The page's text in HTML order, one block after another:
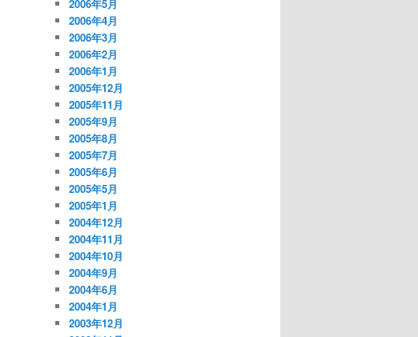
2006年5月
2006年4月
2006年3月
2006年2月
2006年1月
2005年12月
2005年11月
2005年9月
2005年8月
2005年7月
2005年6月
2005年5月
2005年1月
2004年12月
2004年11月
2004年10月
2004年9月
2004年6月
2004年1月
2003年12月